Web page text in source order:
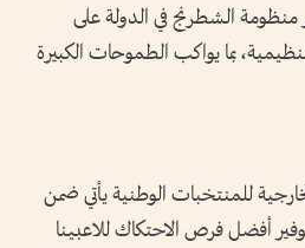
الشطرنج في الدولة على
بما يواكب الطموحات الكبيرة
للمنتخبات الوطنية يأتي ضمن
توفير أفضل فرص الاحتكاك للاعبينا